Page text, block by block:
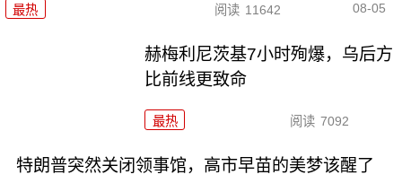
最热 阅读 11642 08-05
赫梅利尼茨基7小时殉爆，乌后方
比前线更致命
最热 阅读 7092
特朗普突然关闭领事馆，高市早苗的美梦该醒了